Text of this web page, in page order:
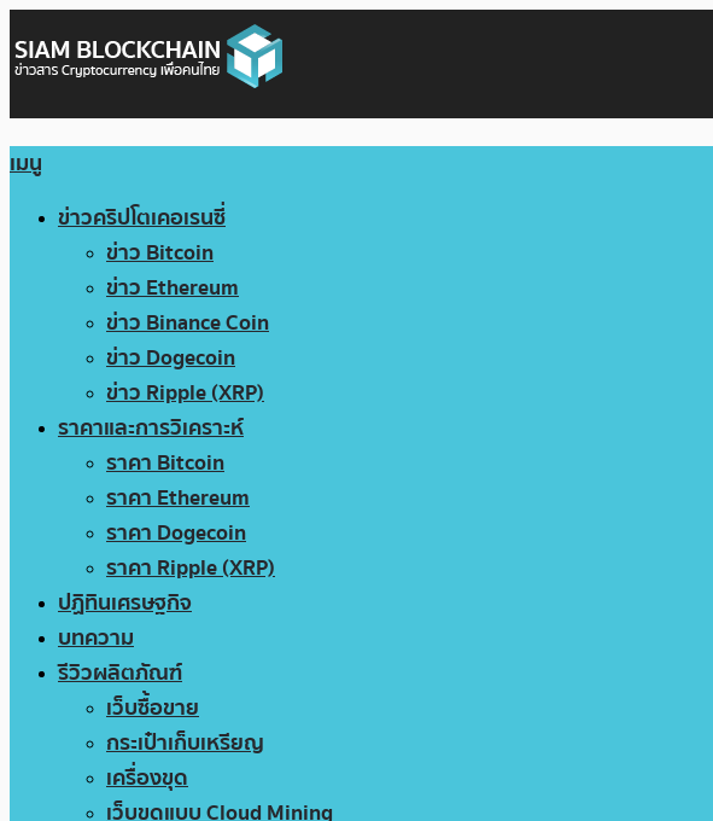
เมนู
ข่าวคริปโตเคอเรนซี่
ข่าว Bitcoin
ข่าว Ethereum
ข่าว Binance Coin
ข่าว Dogecoin
ข่าว Ripple (XRP)
ราคาและการวิเคราะห์
ราคา Bitcoin
ราคา Ethereum
ราคา Dogecoin
ราคา Ripple (XRP)
ปฏิทินเศรษฐกิจ
บทความ
รีวิวผลิตภัณฑ์
เว็บซื้อขาย
กระเป๋าเก็บเหรียญ
เครื่องขุด
เว็บขุดแบบ Cloud Mining